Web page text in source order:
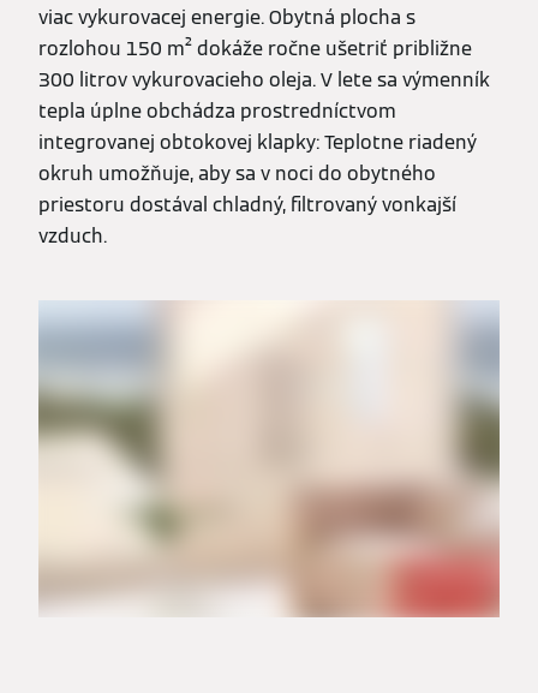
viac vykurovacej energie. Obytná plocha s
rozlohou 150 m² dokáže ročne ušetriť približne
300 litrov vykurovacieho oleja. V lete sa výmenník
tepla úplne obchádza prostredníctvom
integrovanej obtokovej klapky: Teplotne riadený
okruh umožňuje, aby sa v noci do obytného
priestoru dostával chladný, filtrovaný vonkajší
vzduch.